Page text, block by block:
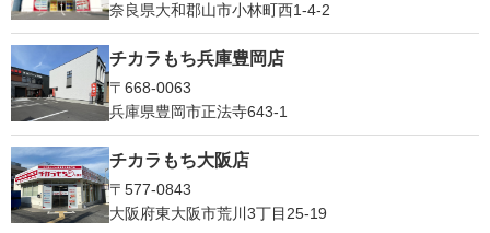
奈良県大和郡山市小林町西1-4-2
チカラもち兵庫豊岡店
〒668-0063
兵庫県豊岡市正法寺643-1
チカラもち大阪店
〒577-0843
大阪府東大阪市荒川3丁目25-19